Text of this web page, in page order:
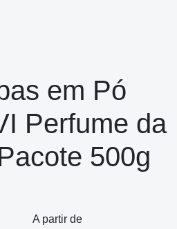
em Pó
Perfume da
500g
A partir de